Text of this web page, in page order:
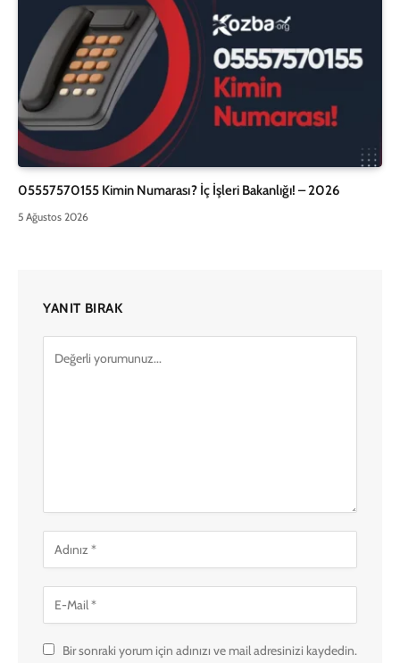
05557570155 Kimin Numarası? İç İşleri Bakanlığı! – 2026
5 Ağustos 2026
YANIT BIRAK
Bir sonraki yorum için adınızı ve mail adresinizi kaydedin.